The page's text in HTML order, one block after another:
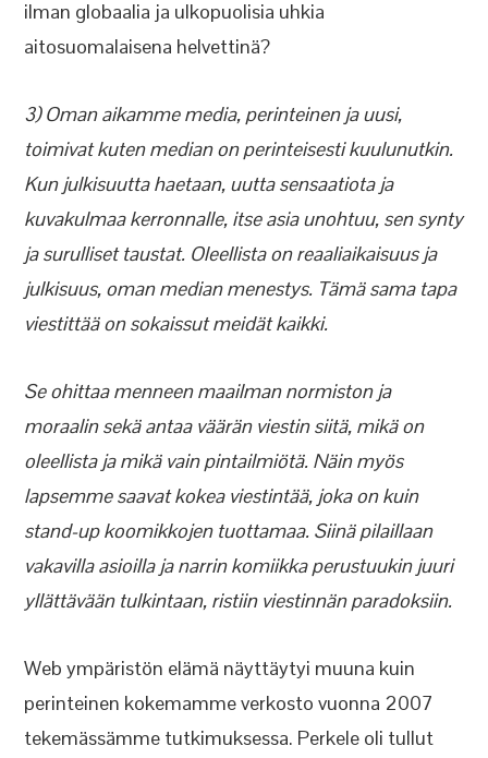
ilman globaalia ja ulkopuolisia uhkia
aitosuomalaisena helvettinä?
3) Oman aikamme media, perinteinen ja uusi,
toimivat kuten median on perinteisesti kuulunutkin.
Kun julkisuutta haetaan, uutta sensaatiota ja
kuvakulmaa kerronnalle, itse asia unohtuu, sen synty
ja surulliset taustat. Oleellista on reaaliaikaisuus ja
julkisuus, oman median menestys. Tämä sama tapa
viestittää on sokaissut meidät kaikki.
Se ohittaa menneen maailman normiston ja
moraalin sekä antaa väärän viestin siitä, mikä on
oleellista ja mikä vain pintailmiötä. Näin myös
lapsemme saavat kokea viestintää, joka on kuin
stand-up koomikkojen tuottamaa. Siinä pilaillaan
vakavilla asioilla ja narrin komiikka perustuukin juuri
yllättävään tulkintaan, ristiin viestinnän paradoksiin.
Web ympäristön elämä näyttäytyi muuna kuin
perinteinen kokemamme verkosto vuonna 2007
tekemässämme tutkimuksessa. Perkele oli tullut